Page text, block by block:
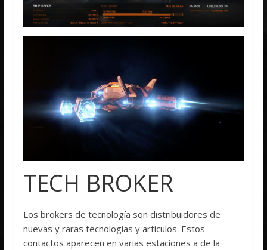
TECH BROKER
Los brokers de tecnología son distribuidores de
nuevas y raras tecnologías y artículos. Estos
contactos aparecen en varias estaciones a de la